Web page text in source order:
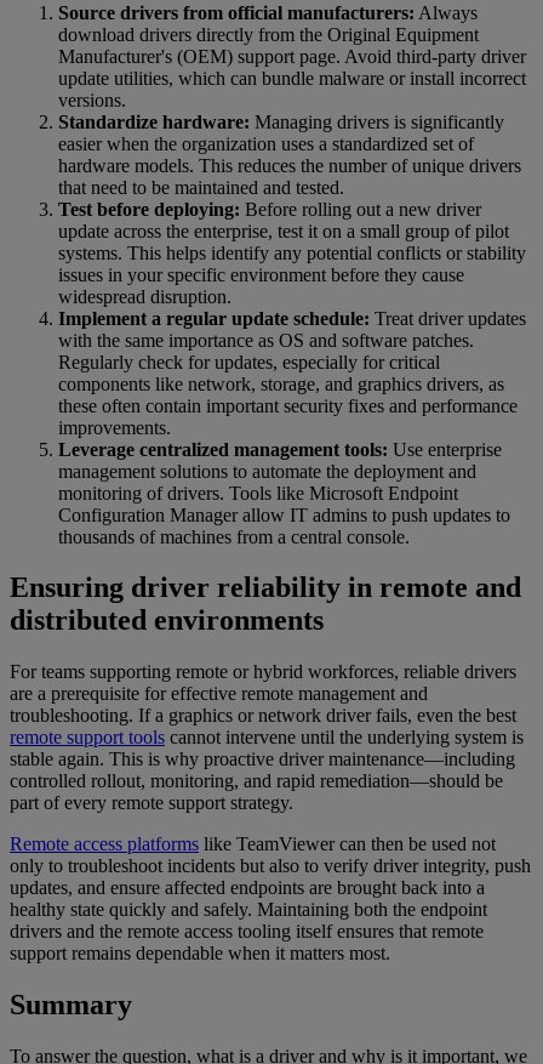
Source drivers from official manufacturers: Always
download drivers directly from the Original Equipment
Manufacturer's (OEM) support page. Avoid third-party driver
update utilities, which can bundle malware or install incorrect
versions.
Standardize hardware: Managing drivers is significantly
easier when the organization uses a standardized set of
hardware models. This reduces the number of unique drivers
that need to be maintained and tested.
Test before deploying: Before rolling out a new driver
update across the enterprise, test it on a small group of pilot
systems. This helps identify any potential conflicts or stability
issues in your specific environment before they cause
widespread disruption.
Implement a regular update schedule: Treat driver updates
with the same importance as OS and software patches.
Regularly check for updates, especially for critical
components like network, storage, and graphics drivers, as
these often contain important security fixes and performance
improvements.
Leverage centralized management tools: Use enterprise
management solutions to automate the deployment and
monitoring of drivers. Tools like Microsoft Endpoint
Configuration Manager allow IT admins to push updates to
thousands of machines from a central console.
Ensuring driver reliability in remote and
distributed environments
For teams supporting remote or hybrid workforces, reliable drivers
are a prerequisite for effective remote management and
troubleshooting. If a graphics or network driver fails, even the best
remote support tools cannot intervene until the underlying system is
stable again. This is why proactive driver maintenance—including
controlled rollout, monitoring, and rapid remediation—should be
part of every remote support strategy.
Remote access platforms like TeamViewer can then be used not
only to troubleshoot incidents but also to verify driver integrity, push
updates, and ensure affected endpoints are brought back into a
healthy state quickly and safely. Maintaining both the endpoint
drivers and the remote access tooling itself ensures that remote
support remains dependable when it matters most.
Summary
To answer the question, what is a driver and why is it important, we